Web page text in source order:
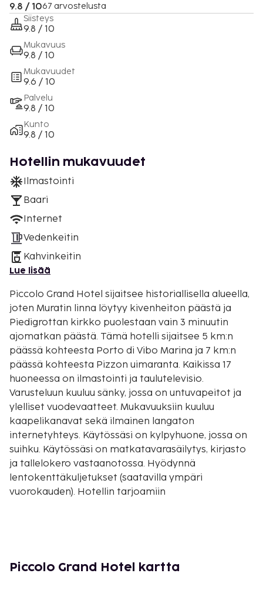
9.8 / 1067 arvostelusta
Siisteys
9.8 / 10
Mukavuus
9.8 / 10
Mukavuudet
9.6 / 10
Palvelu
9.8 / 10
Kunto
9.8 / 10
Hotellin mukavuudet
Ilmastointi
Baari
Internet
Vedenkeitin
Kahvinkeitin
Lue lisää
Piccolo Grand Hotel sijaitsee historiallisella alueella,
joten Muratin linna löytyy kivenheiton päästä ja
Piedigrottan kirkko puolestaan vain 3 minuutin
ajomatkan päästä. Tämä hotelli sijaitsee 5 km:n
päässä kohteesta Porto di Vibo Marina ja 7 km:n
päässä kohteesta Pizzon uimaranta. Kaikissa 17
huoneessa on ilmastointi ja taulutelevisio.
Varusteluun kuuluu sänky, jossa on untuvapeitot ja
ylelliset vuodevaatteet. Mukavuuksiin kuuluu
kaapelikanavat sekä ilmainen langaton
internetyhteys. Käytössäsi on kylpyhuone, jossa on
suihku. Käytössäsi on matkatavarasäilytys, kirjasto
ja tallelokero vastaanotossa. Hyödynnä
lentokenttäkuljetukset (saatavilla ympäri
vuorokauden). Hotellin tarjoamiin
hotelli tarjoaa asiakkailleen kahvila. Päätä päiväsi
Piccolo Grand Hotel kartta